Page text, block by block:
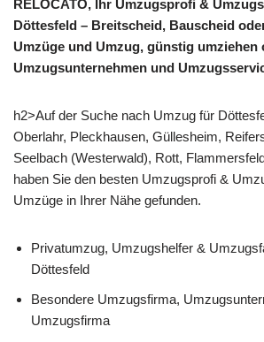
RELOCATO, Ihr Umzugsprofi &
Döttesfeld – Breitscheid, Bauscheid
Umzüge und Umzug, günstig umziehen
Umzugsunternehmen und
h2>Auf der Suche nach Umzug für
Oberlahr, Pleckhausen, Güllesheim,
Seelbach (Westerwald), Rott,
haben Sie den besten Umzugsprofi &
Umzüge in Ihrer Nähe gefunden.
Privatumzug, Umzugshelfer &
Döttesfeld
Besondere Umzugsfirma,
Umzugsfirma